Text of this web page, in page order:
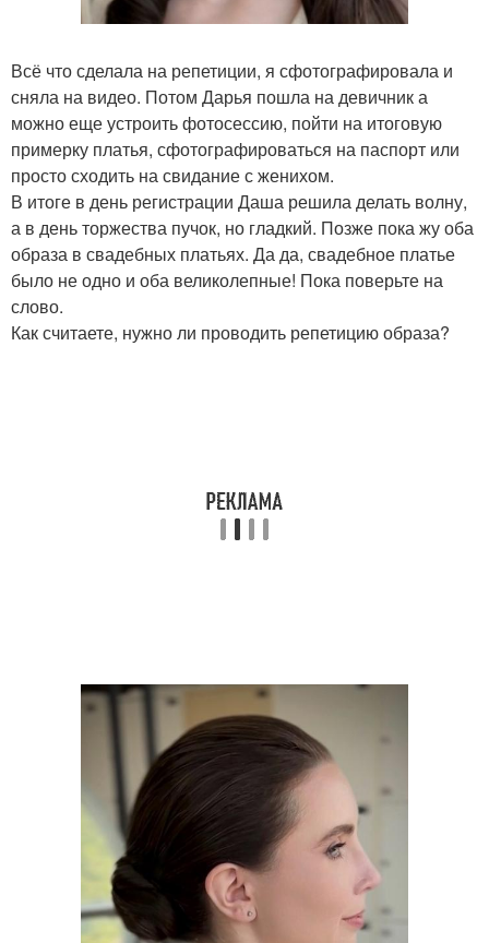
Всё что сделала на репетиции, я сфотографировала и
сняла на видео. Потом Дарья пошла на девичник а
можно еще устроить фотосессию, пойти на итоговую
примерку платья, сфотографироваться на паспорт или
просто сходить на свидание с женихом.
В итоге в день регистрации Даша решила делать волну,
а в день торжества пучок, но гладкий. Позже пока жу оба
образа в свадебных платьях. Да да, свадебное платье
было не одно и оба великолепные! Пока поверьте на
слово.
Как считаете, нужно ли проводить репетицию образа?